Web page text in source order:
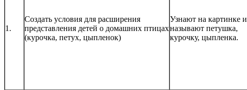
1.
Создать условия для расширения
представления детей о домашних птицах
(курочка, петух, цыпленок)
Узнают на картинке и
называют петушка,
курочку, цыпленка.